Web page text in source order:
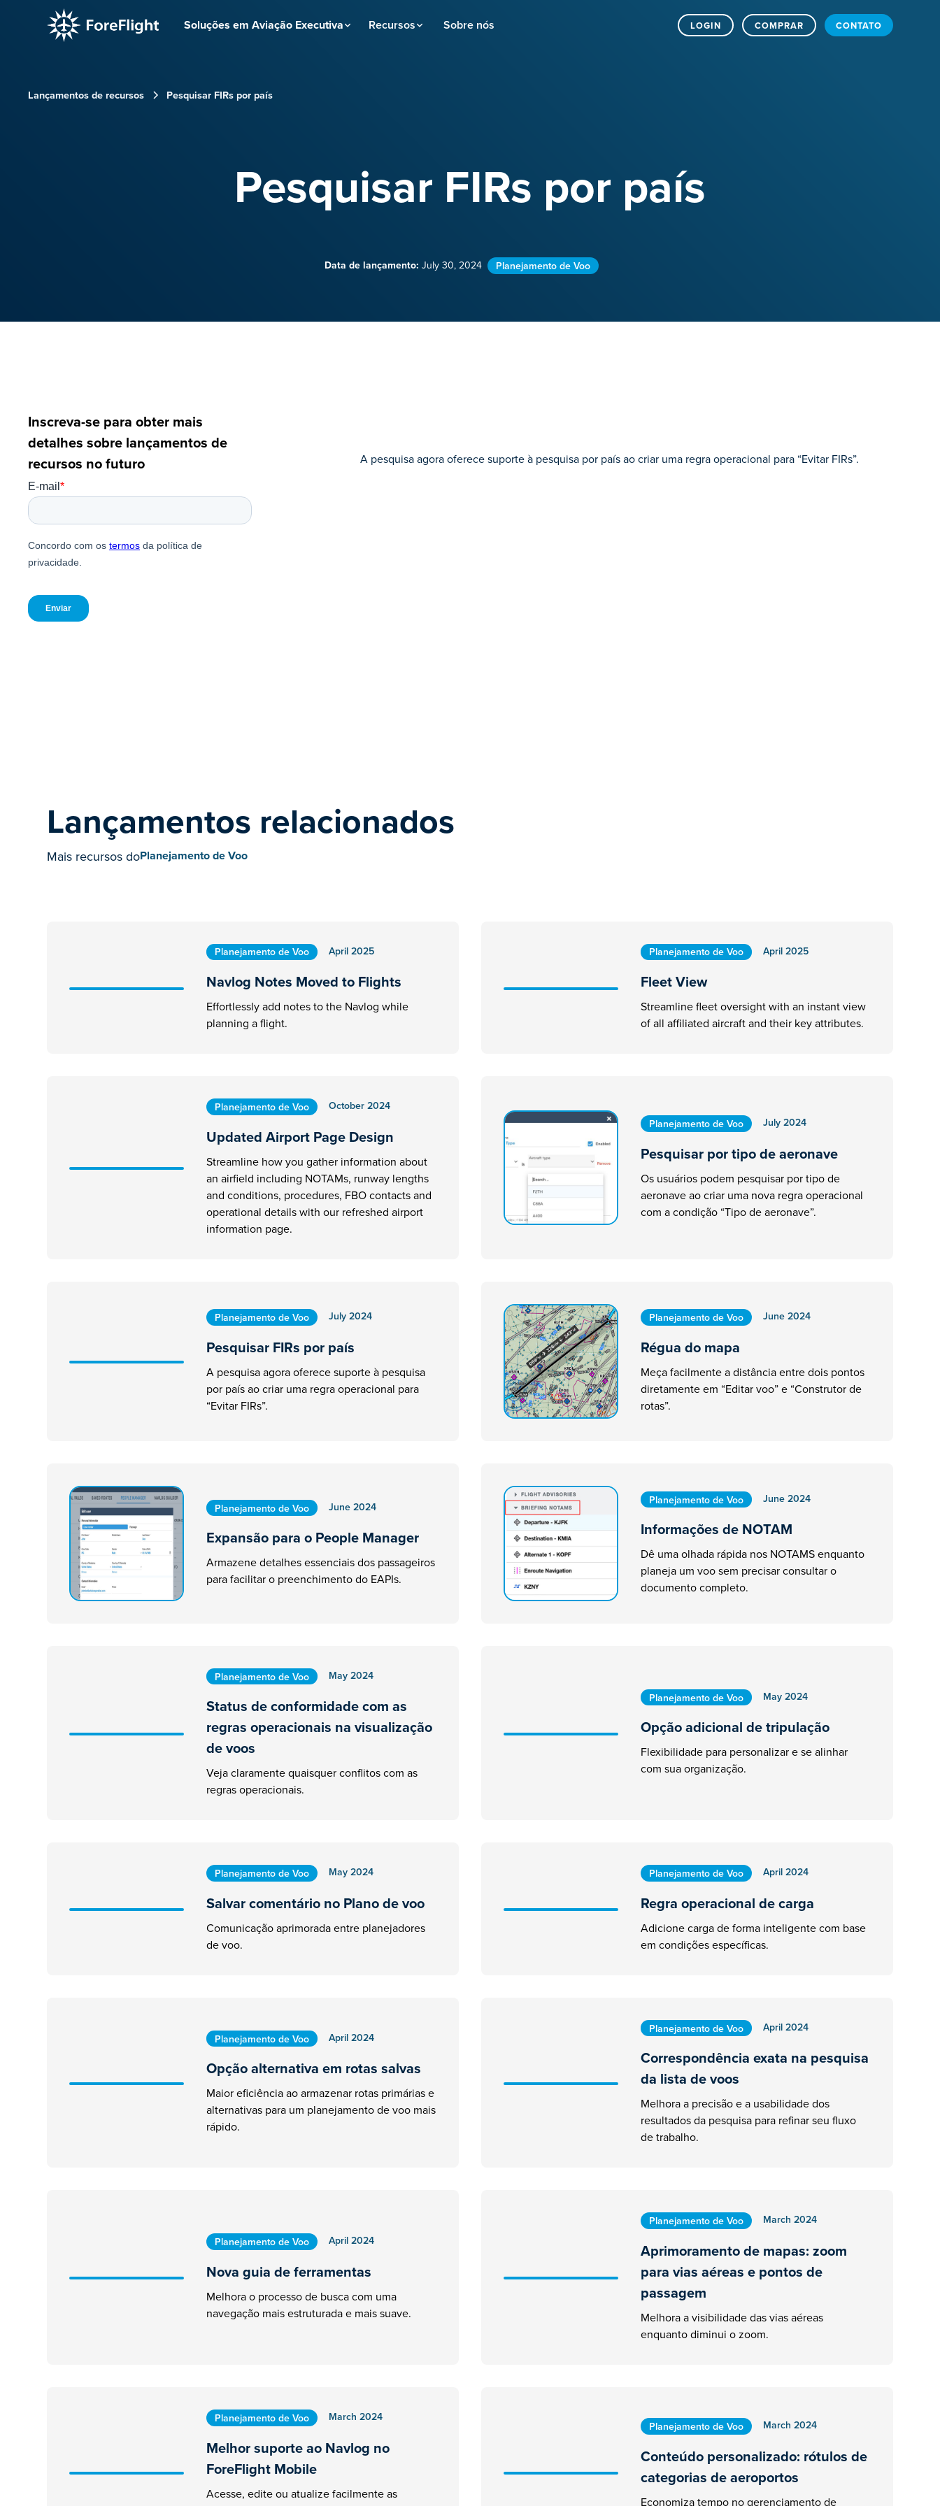
Soluções em Aviação Executiva Recursos Sobre nós LOGIN COMPRAR CONTATO
Lançamentos de recursos Pesquisar FIRs por país
Pesquisar FIRs por país
Data de lançamento: July 30, 2024 Planejamento de Voo
Inscreva-se para obter mais
detalhes sobre lançamentos de
recursos no futuro
A pesquisa agora oferece suporte à pesquisa por país ao criar uma regra operacional para “Evitar FIRs”.
Lançamentos relacionados
Mais recursos doPlanejamento de Voo
Planejamento de Voo April 2025
Navlog Notes Moved to Flights
Effortlessly add notes to the Navlog while
planning a flight.
Planejamento de Voo April 2025
Fleet View
Streamline fleet oversight with an instant view
of all affiliated aircraft and their key attributes.
Planejamento de Voo October 2024
Updated Airport Page Design
Streamline how you gather information about
an airfield including NOTAMs, runway lengths
and conditions, procedures, FBO contacts and
operational details with our refreshed airport
information page.
Planejamento de Voo July 2024
Pesquisar por tipo de aeronave
Os usuários podem pesquisar por tipo de
aeronave ao criar uma nova regra operacional
com a condição “Tipo de aeronave”.
Planejamento de Voo July 2024
Pesquisar FIRs por país
A pesquisa agora oferece suporte à pesquisa
por país ao criar uma regra operacional para
“Evitar FIRs”.
Planejamento de Voo June 2024
Régua do mapa
Meça facilmente a distância entre dois pontos
diretamente em “Editar voo” e “Construtor de
rotas”.
Planejamento de Voo June 2024
Expansão para o People Manager
Armazene detalhes essenciais dos passageiros
para facilitar o preenchimento do EAPIs.
Planejamento de Voo June 2024
Informações de NOTAM
Dê uma olhada rápida nos NOTAMS enquanto
planeja um voo sem precisar consultar o
documento completo.
Planejamento de Voo May 2024
Status de conformidade com as
regras operacionais na visualização
de voos
Veja claramente quaisquer conflitos com as
regras operacionais.
Planejamento de Voo May 2024
Opção adicional de tripulação
Flexibilidade para personalizar e se alinhar
com sua organização.
Planejamento de Voo May 2024
Salvar comentário no Plano de voo
Comunicação aprimorada entre planejadores
de voo.
Planejamento de Voo April 2024
Regra operacional de carga
Adicione carga de forma inteligente com base
em condições específicas.
Planejamento de Voo April 2024
Opção alternativa em rotas salvas
Maior eficiência ao armazenar rotas primárias e
alternativas para um planejamento de voo mais
rápido.
Planejamento de Voo April 2024
Correspondência exata na pesquisa
da lista de voos
Melhora a precisão e a usabilidade dos
resultados da pesquisa para refinar seu fluxo
de trabalho.
Planejamento de Voo April 2024
Nova guia de ferramentas
Melhora o processo de busca com uma
navegação mais estruturada e mais suave.
Planejamento de Voo March 2024
Aprimoramento de mapas: zoom
para vias aéreas e pontos de
passagem
Melhora a visibilidade das vias aéreas
enquanto diminui o zoom.
Planejamento de Voo March 2024
Melhor suporte ao Navlog no
ForeFlight Mobile
Acesse, edite ou atualize facilmente as
Planejamento de Voo March 2024
Conteúdo personalizado: rótulos de
categorias de aeroportos
Economiza tempo no gerenciamento de